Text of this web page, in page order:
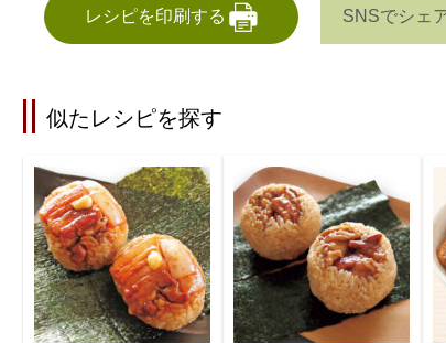
レシピを印刷する SNSでシェ
似たレシピを探す